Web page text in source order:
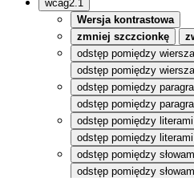
wcag2.1
Wersja kontrastowa
zmniej szczcionkę
odstęp pomiędzy
odstęp pomiędzy
odstęp pomiędzy
odstęp pomiędzy
odstęp pomiędzy
odstęp pomiędzy
odstęp pomiędzy
odstęp pomiędzy